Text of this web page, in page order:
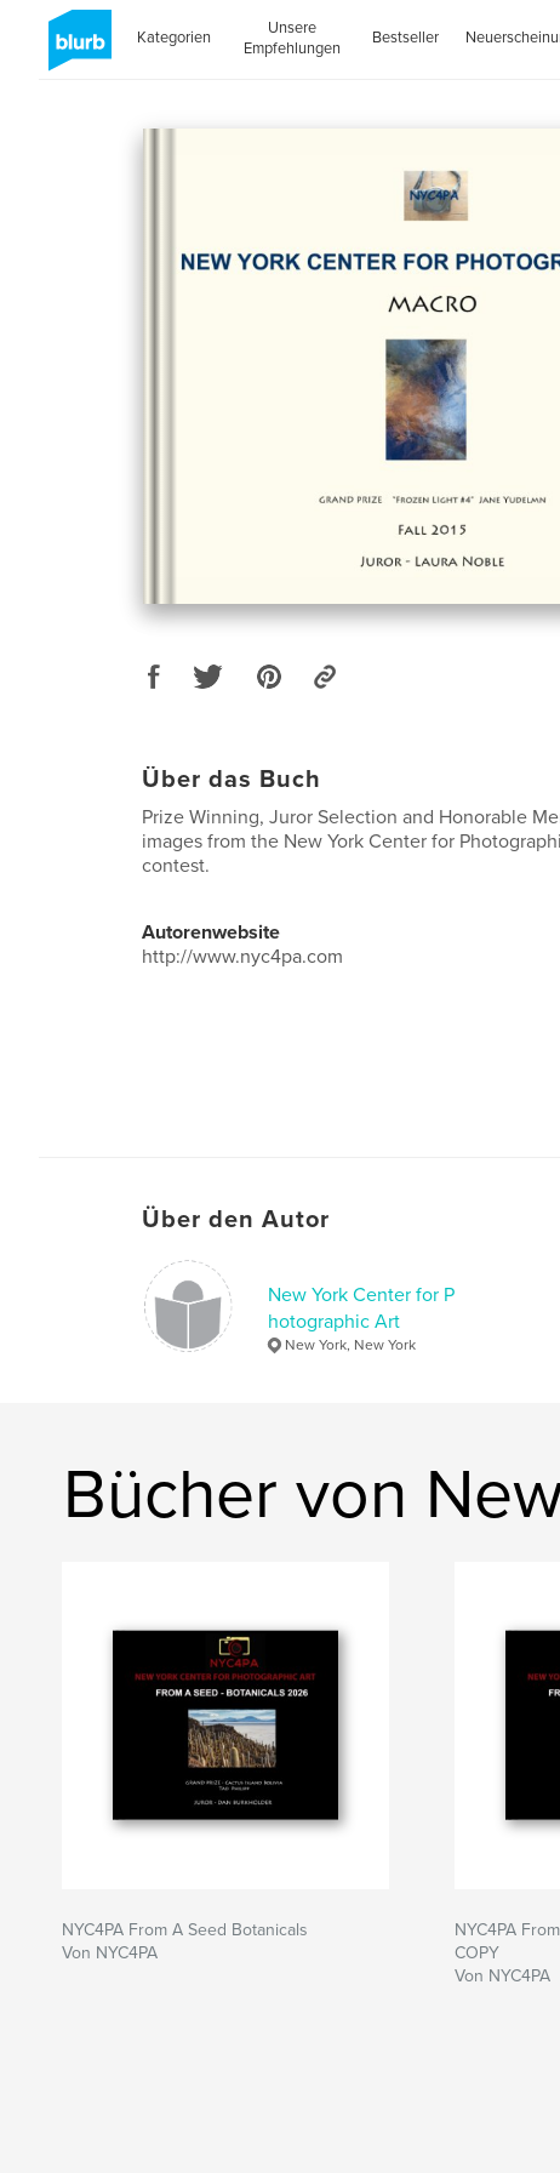
Kategorien
Unsere
Empfehlungen
Bestseller
Über das Buch
Prize Winning, Juror Selection and Honorable
images from the New York Center for
contest.
Autorenwebsite
http://www.nyc4pa.com
Über den Autor
New York Center for P
hotographic Art
New York, New York
Bücher von
NYC4PA From A Seed Botanicals
Von NYC4PA
NYC4PA
COPY
Von NYC4PA